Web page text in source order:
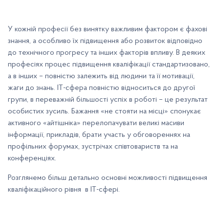
У кожній професії без винятку важливим фактором є фахові
знання, а особливо їх підвищення або розвиток відповідно
до технічного прогресу та інших факторів впливу. В деяких
професіях процес підвищення кваліфікації стандартизовано,
а в інших – повністю залежить від людини та її мотивації,
жаги до знань. ІТ-сфера повністю відноситься до другої
групи, в переважній більшості успіх в роботі – це результат
особистих зусиль. Бажання «не стояти на місці» спонукає
активного «айтішніка» перелопачувати великі масиви
інформації, прикладів, брати участь у обговореннях на
профільних форумах, зустрічах співтовариств та на
конференціях.
Розглянемо більш детально основні можливості підвищення
кваліфікаційного рівня в ІТ-сфері.